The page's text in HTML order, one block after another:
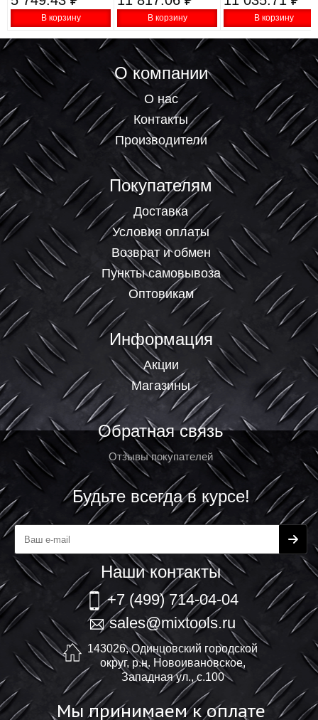
В корзину В корзину В корзину
О компании
О нас
Контакты
Производители
Покупателям
Доставка
Условия оплаты
Возврат и обмен
Пункты самовывоза
Оптовикам
Информация
Акции
Магазины
Обратная связь
Отзывы покупателей
Будьте всегда в курсе!
Наши контакты
+7 (499) 714-04-04
sales@mixtools.ru
143026, Одинцовский городской
округ, р.н. Новоивановское,
Западная ул., с.100
Мы принимаем к оплате